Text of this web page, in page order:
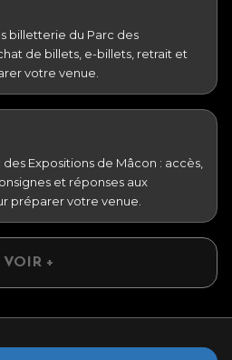
billetterie du Parc des
de billets, e-billets, retrait et
votre venue.
Expositions de Mâcon : accès,
et réponses aux
préparer votre venue.
VOIR +